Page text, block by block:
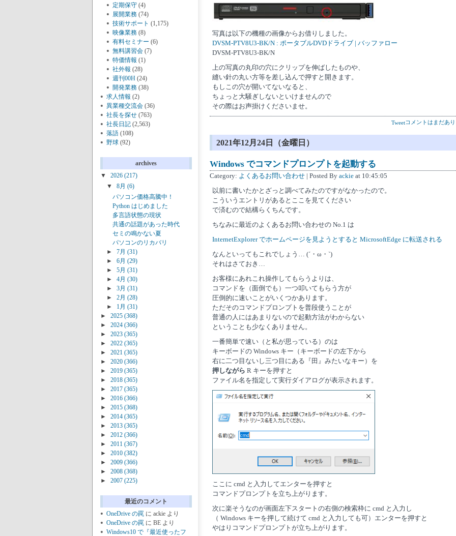
定期保守 (4)
展開業務 (74)
技術サポート (1,175)
映像業務 (8)
有料セミナー (6)
無料講習会 (7)
特価情報 (1)
社外報 (28)
週刊00H (24)
開発業務 (38)
求人情報 (2)
異業種交流会 (36)
社長を探せ (763)
社長日記 (2,563)
落語 (108)
野球 (92)
archives
▼
2026 (217)
▼
8月 (6)
パソコン価格高騰中！
Python はじめました
多言語状態の現状
共通の話題があった時代
セミの鳴かない夏
パソコンのリカバリ
►
7月 (31)
►
6月 (29)
►
5月 (31)
►
4月 (30)
►
3月 (31)
►
2月 (28)
►
1月 (31)
►
2025 (368)
►
2024 (366)
►
2023 (365)
►
2022 (365)
►
2021 (365)
►
2020 (366)
►
2019 (365)
►
2018 (365)
►
2017 (365)
►
2016 (366)
►
2015 (368)
►
2014 (365)
►
2013 (365)
►
2012 (366)
►
2011 (367)
►
2010 (382)
►
2009 (366)
►
2008 (368)
►
2007 (225)
最近のコメント
OneDrive の罠 に ackie より
OneDrive の罠 に BE より
Windows10 で『最近使ったフ
写真は以下の機種の画像からお借りしました。
DVSM-PTV8U3-BK/N : ポータブルDVDドライブ | バッファロー
DVSM-PTV8U3-BK/N
上の写真の丸印の穴にクリップを伸ばしたものや、
縫い針の丸い方等を差し込んで押すと開きます。
もしこの穴が開いてないなると、
ちょっと大騒ぎしないといけませんので
その際はお声掛けくださいませ。
Tweetコメントはまだあ
2021年12月24日（金曜日）
Windows でコマンドプロンプトを起動する
Category: よくあるお問い合わせ | Posted By ackie at 10:45:05
以前に書いたかとざっと調べてみたのですがなかったので。
こういうエントリがあるとここを見てください
で済むので結構らくちんです。
ちなみに最近のよくあるお問い合わせの No.1 は
InternetExplorer でホームページを見ようとすると MicrosoftEdge に転送される
なんといってもこれでしょう… (´・ω・`)
それはさておき…
お客様にあれこれ操作してもらうよりは、
コマンドを（面倒でも）一つ叩いてもらう方が
圧倒的に速いことがいくつかあります。
ただそのコマンドプロンプトを普段使うことが
普通の人にはあまりないので起動方法がわからない
ということも少なくありません。
一番簡単で速い（と私が思っている）のは
キーボードの Windows キー（キーボードの左下から
右に二つ目ないし三つ目にある『田』みたいなキー）を
押しながら R キーを押すと
ファイル名を指定して実行ダイアログが表示されます。
ここに cmd と入力してエンターを押すと
コマンドプロンプトを立ち上がります。
次に楽そうなのが画面左下スタートの右側の検索枠に cmd と入力し
（ Windows キーを押して続けて cmd と入力しても可）エンターを押すと
やはりコマンドプロンプトが立ち上がります。